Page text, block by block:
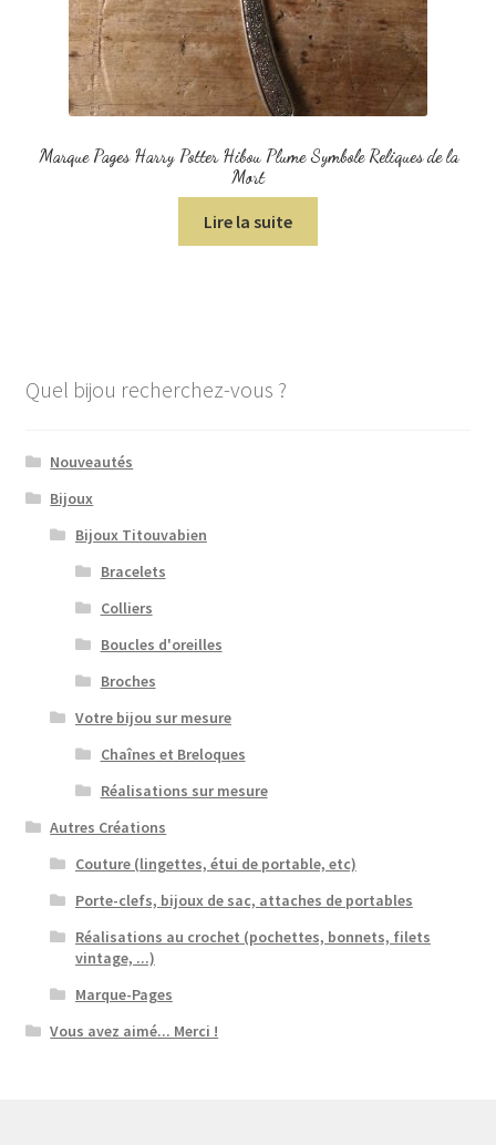
Marque Pages Harry Potter Hibou Plume Symbole Reliques de la
Mort
Lire la suite
Quel bijou recherchez-vous ?
Nouveautés
Bijoux
Bijoux Titouvabien
Bracelets
Colliers
Boucles d'oreilles
Broches
Votre bijou sur mesure
Chaînes et Breloques
Réalisations sur mesure
Autres Créations
Couture (lingettes, étui de portable, etc)
Porte-clefs, bijoux de sac, attaches de portables
Réalisations au crochet (pochettes, bonnets, filets
vintage, ...)
Marque-Pages
Vous avez aimé... Merci !